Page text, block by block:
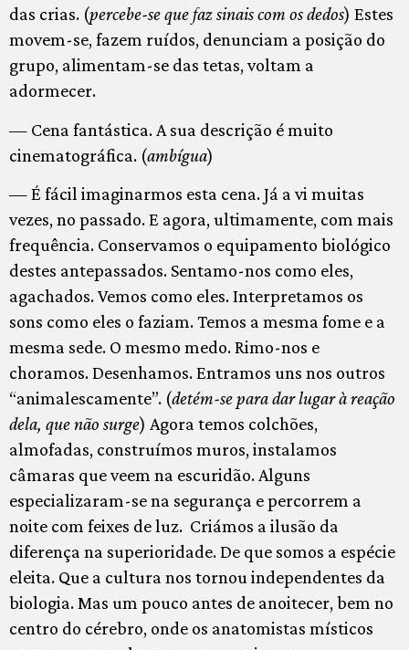
das crias. (percebe-se que faz sinais com os dedos) Estes
movem-se, fazem ruídos, denunciam a posição do
grupo, alimentam-se das tetas, voltam a
adormecer.
— Cena fantástica. A sua descrição é muito
cinematográfica. (ambígua)
— É fácil imaginarmos esta cena. Já a vi muitas
vezes, no passado. E agora, ultimamente, com mais
frequência. Conservamos o equipamento biológico
destes antepassados. Sentamo-nos como eles,
agachados. Vemos como eles. Interpretamos os
sons como eles o faziam. Temos a mesma fome e a
mesma sede. O mesmo medo. Rimo-nos e
choramos. Desenhamos. Entramos uns nos outros
“animalescamente”. (detém-se para dar lugar à reação
dela, que não surge) Agora temos colchões,
almofadas, construímos muros, instalamos
câmaras que veem na escuridão. Alguns
especializaram-se na segurança e percorrem a
noite com feixes de luz. Criámos a ilusão da
diferença na superioridade. De que somos a espécie
eleita. Que a cultura nos tornou independentes da
biologia. Mas um pouco antes de anoitecer, bem no
centro do cérebro, onde os anatomistas místicos